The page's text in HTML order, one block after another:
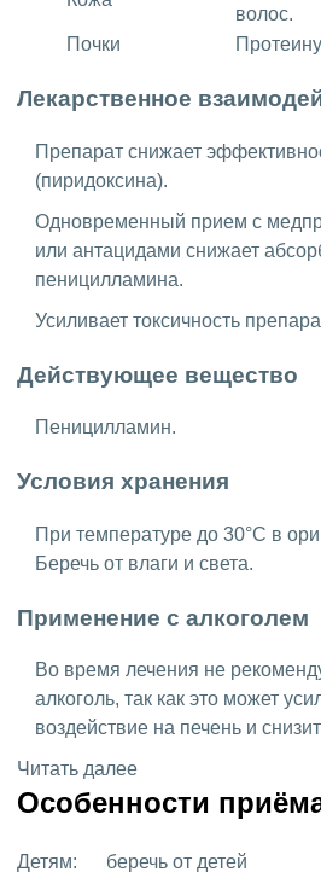
волос.
Почки
Лекарственное
Препарат снижает
(пиридоксина).
Одновременный прием с
или антацидами снижает
пеницилламина.
Усиливает токсичность
Действующее вещество
Пеницилламин.
Условия хранения
При температуре до 30°C в
Беречь от влаги и света.
Применение с алкоголем
Во время лечения не
алкоголь, так как это может
воздействие на печень и
Читать далее
Особенности
Детям:
беречь от детей